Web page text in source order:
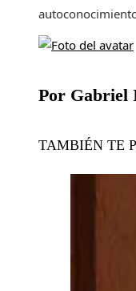
Por Gabriel
TAMBIÉN TE